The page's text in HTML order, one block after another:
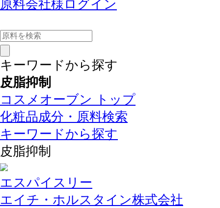
原料会社様ログイン
キーワードから探す
皮脂抑制
コスメオーブン トップ
化粧品成分・原料検索
キーワードから探す
皮脂抑制
エスパイスリー
エイチ・ホルスタイン株式会社